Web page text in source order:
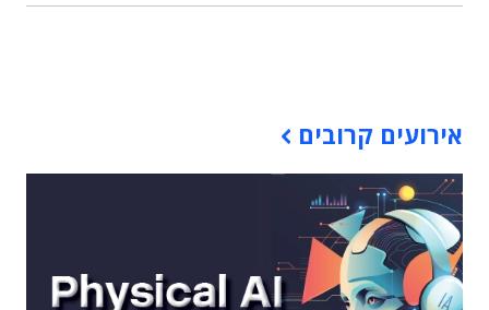
אירועים קרובים